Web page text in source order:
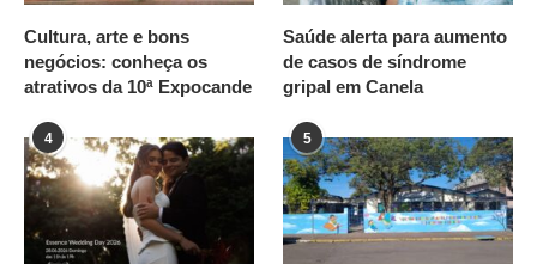
Cultura, arte e bons
negócios: conheça os
atrativos da 10ª Expocande
Saúde alerta para aumento
de casos de síndrome
gripal em Canela
4 5